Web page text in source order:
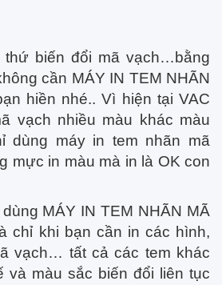
thứ biến đổi mã vạch…bằng
cần MÁY IN TEM NHÃN
hiền nhé.. Vì hiện tại VAC
vạch nhiều màu khác màu
dùng máy in tem nhãn mã
mực in màu mà in là OK con
MÁY IN TEM NHÃN MÃ
chỉ khi bạn cần in các hình,
vạch… tất cả các tem khác
và màu sắc biến đổi liên tục